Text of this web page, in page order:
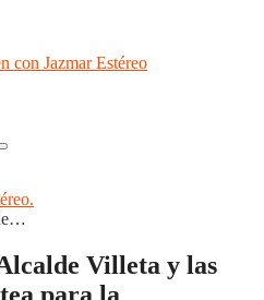
con Jazmar Estéreo
Villeta y las